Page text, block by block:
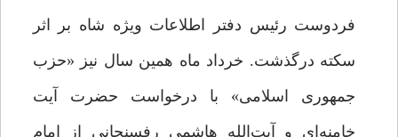
فردوست رئیس دفتر اطلاعات ویژه شاه بر اثر
سکته درگذشت. خرداد ماه همین سال نیز «حزب
جمهوری اسلامی» با درخواست حضرت آیت
خامنه‌ای و آیت‌الله هاشمی رفسنجانی از امام